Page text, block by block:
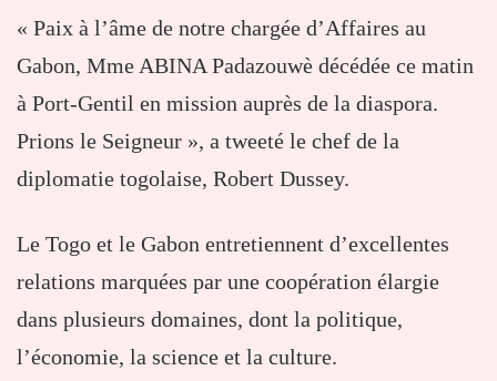
« Paix à l’âme de notre chargée d’Affaires au
Gabon, Mme ABINA Padazouwè décédée ce matin
à Port-Gentil en mission auprès de la diaspora.
Prions le Seigneur », a tweeté le chef de la
diplomatie togolaise, Robert Dussey.
Le Togo et le Gabon entretiennent d’excellentes
relations marquées par une coopération élargie
dans plusieurs domaines, dont la politique,
l’économie, la science et la culture.